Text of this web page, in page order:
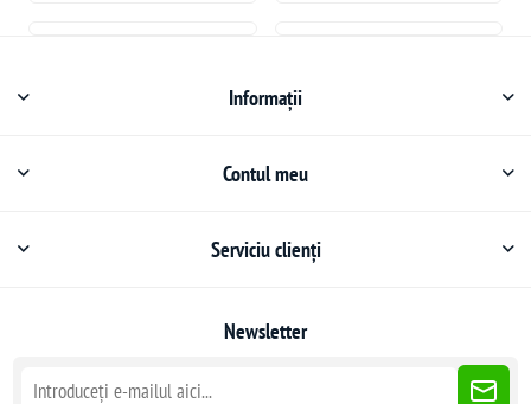
Informații
Contul meu
Serviciu clienți
Newsletter